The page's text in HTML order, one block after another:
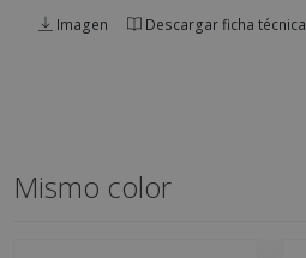
Imagen Descargar ficha técnica
Mismo color